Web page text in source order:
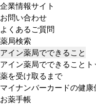
企業情報サイト
お問い合わせ
よくあるご質問
薬局検索
アイン薬局でできること
アイン薬局でできることト
薬を受け取るまで
マイナンバーカードの健康
お薬手帳